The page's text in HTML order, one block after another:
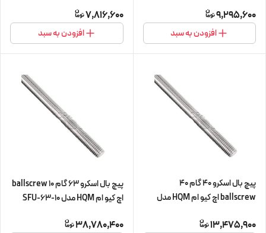
سی) (اورجینال وارداتی)
9,295,600
افزودن به سبد
7,816,600
افزودن به سبد
پیچ بال اسکرو 40 گام 40
ballscrew اچ کیو ام HQM مدل
cnc سی ان سی) (اورجینال وارداتی)
13,475,900
پیچ بال اسکرو 63 گام 10 ballscrew
اچ کیو ام HQM مدل SFU-63-10
38,780,400